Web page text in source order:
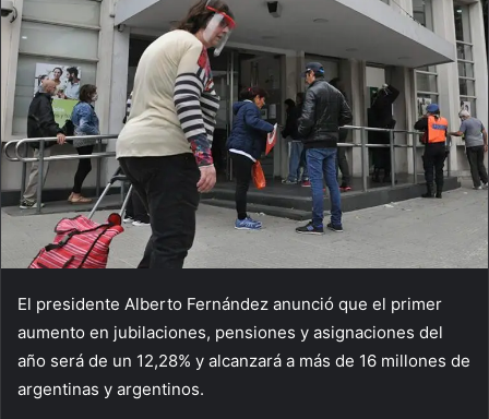
El presidente Alberto Fernández anunció que el primer
aumento en jubilaciones, pensiones y asignaciones del
año será de un 12,28% y alcanzará a más de 16 millones de
argentinas y argentinos.